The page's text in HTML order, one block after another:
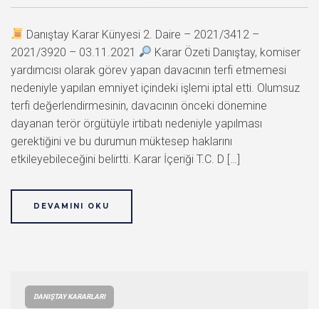
Danıştay Karar Künyesi 2. Daire – 2021/3412 –
2021/3920 – 03.11.2021
Karar Özeti Danıştay, komiser
yardımcısı olarak görev yapan davacının terfi etmemesi
nedeniyle yapılan emniyet içindeki işlemi iptal etti. Olumsuz
terfi değerlendirmesinin, davacının önceki dönemine
dayanan terör örgütüyle irtibatı nedeniyle yapılması
gerektiğini ve bu durumun müktesep haklarını
etkileyebileceğini belirtti. Karar İçeriği T.C. D […]
DEVAMINI OKU
DANIŞTAY KARARLARI